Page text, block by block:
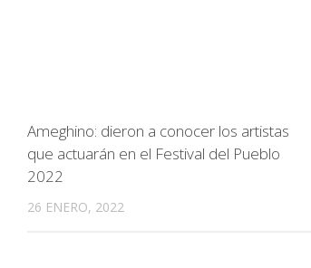
Ameghino: dieron a conocer los artistas
que actuarán en el Festival del Pueblo
2022
26 ENERO, 2022